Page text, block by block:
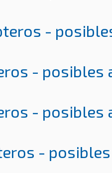
-
- posibles
- posibles
-